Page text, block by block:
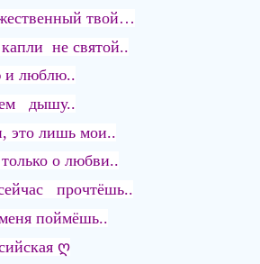
твой…
не святой..
и люблю..
дышу..
это лишь мои..
о любви..
прочтёшь..
поймёшь..
ღ